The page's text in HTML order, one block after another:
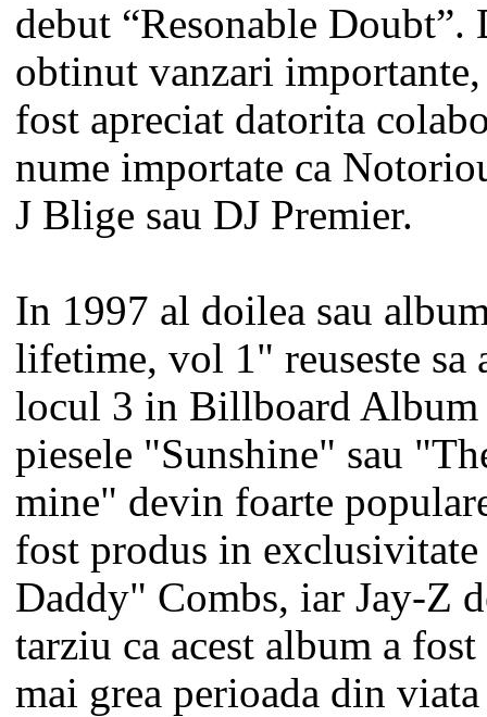
debut “Resonable Doubt”.
obtinut vanzari
fost apreciat datorita
nume importate ca
J Blige sau DJ Premier.
In 1997 al doilea sau
lifetime, vol 1" reuseste sa
locul 3 in Billboard Album
piesele "Sunshine" sau
mine" devin foarte
fost produs in
Daddy" Combs, iar Jay-Z
tarziu ca acest album a
mai grea perioada din